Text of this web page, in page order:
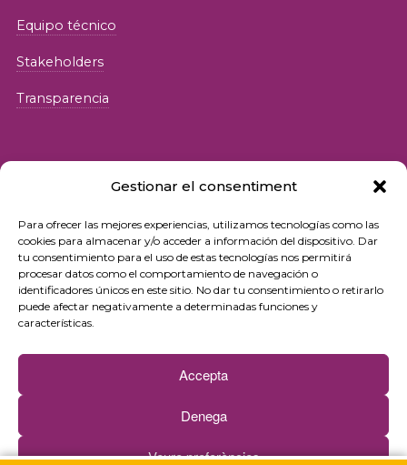
Gestionar el consentiment
Para ofrecer las mejores experiencias, utilizamos tecnologías como las
cookies para almacenar y/o acceder a información del dispositivo. Dar
tu consentimiento para el uso de estas tecnologías nos permitirá
procesar datos como el comportamiento de navegación o
identificadores únicos en este sitio. No dar tu consentimiento o retirarlo
puede afectar negativamente a determinadas funciones y
características.
Accepta
Denega
Veure preferències
Equipo técnico
Stakeholders
Transparencia
© 2026 Fundació iSocial
Política de privacidad
Condiciones de uso
Política de cookies
Contacto